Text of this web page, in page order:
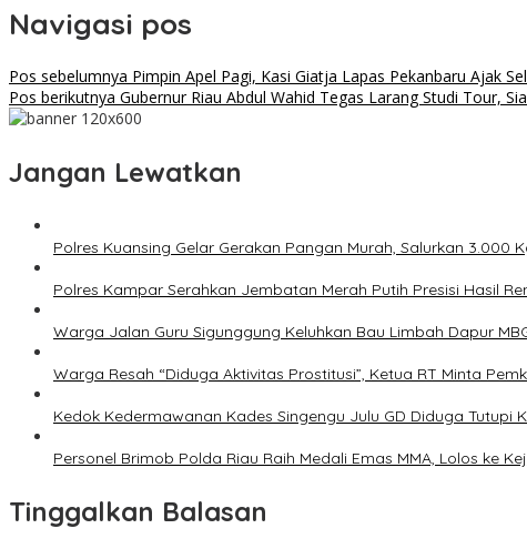
Navigasi pos
Pos sebelumnya Pimpin Apel Pagi, Kasi Giatja Lapas Pekanbaru Ajak
Pos berikutnya Gubernur Riau Abdul Wahid Tegas Larang Studi Tour,
Jangan Lewatkan
Polres Kuansing Gelar Gerakan Pangan Murah, Salurkan 3.000
Polres Kampar Serahkan Jembatan Merah Putih Presisi Hasil
Warga Jalan Guru Sigunggung Keluhkan Bau Limbah Dapur
Warga Resah “Diduga Aktivitas Prostitusi”, Ketua RT Minta
Kedok Kedermawanan Kades Singengu Julu GD Diduga Tutupi
Personel Brimob Polda Riau Raih Medali Emas MMA, Lolos ke
Tinggalkan Balasan